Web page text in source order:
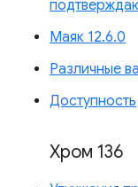
Маяк 12.6.0
Различные
Доступность
Хром 136